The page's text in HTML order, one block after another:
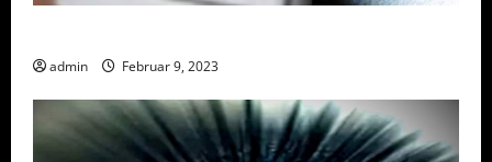
admin Februar 9, 2023